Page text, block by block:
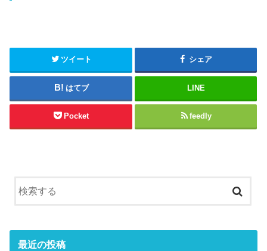
ツイート シェア
はてブ LINE
Pocket feedly
最近の投稿